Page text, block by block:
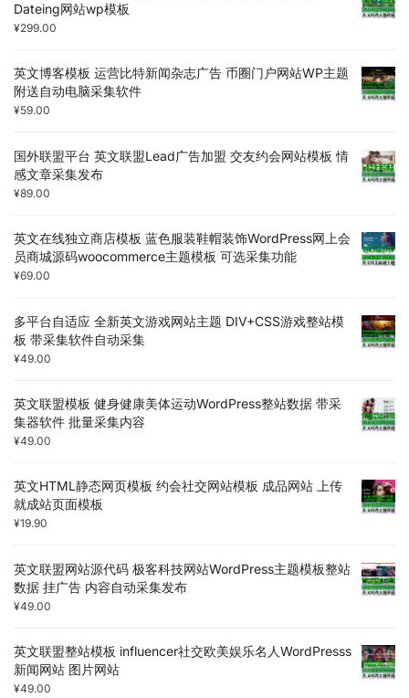
Dateing网站wp模板
¥299.00
英文博客模板 运营比特新闻杂志广告 币圈门户网站WP主题
附送自动电脑采集软件
¥59.00
国外联盟平台 英文联盟Lead广告加盟 交友约会网站模板 情
感文章采集发布
¥89.00
英文在线独立商店模板 蓝色服装鞋帽装饰WordPress网上会
员商城源码woocommerce主题模板 可选采集功能
¥69.00
多平台自适应 全新英文游戏网站主题 DIV+CSS游戏整站模
板 带采集软件自动采集
¥49.00
英文联盟模板 健身健康美体运动WordPress整站数据 带采
集器软件 批量采集内容
¥49.00
英文HTML静态网页模板 约会社交网站模板 成品网站 上传
就成站页面模板
¥19.90
英文联盟网站源代码 极客科技网站WordPress主题模板整站
数据 挂广告 内容自动采集发布
¥49.00
英文联盟整站模板 influencer社交欧美娱乐名人WordPresss
新闻网站 图片网站
¥49.00